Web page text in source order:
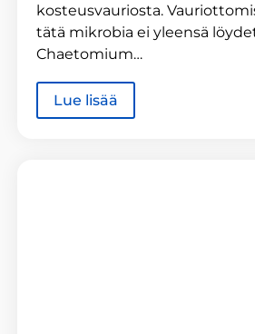
kosteusvauriosta.
tätä mikrobia ei yleensä
Chaetomium…
Lue lisää